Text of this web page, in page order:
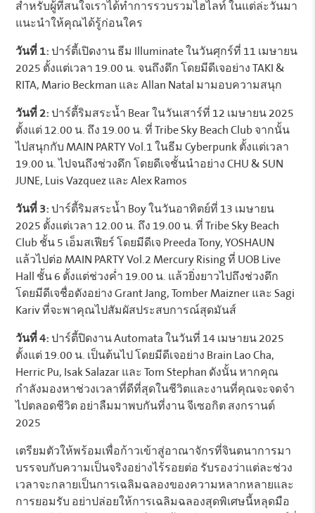
สำหรับผู้ที่สนใจเราได้ทำการรวบรวมไฮไลท์ ในแต่ล่ะวันมา
แนะนำให้คุณได้รู้ก่อนใคร
วันที่ 1: ปาร์ตี้เปิดงาน ธีม Illuminate ในวันศุกร์ที่ 11 เมษายน
2025 ตั้งแต่เวลา 19.00 น. จนถึงดึก โดยมีดีเจอย่าง TAKI &
RITA, Mario Beckman และ Allan Natal มามอบความสนุก
วันที่ 2: ปาร์ตี้ริมสระน้ำ Bear ในวันเสาร์ที่ 12 เมษายน 2025
ตั้งแต่ 12.00 น. ถึง 19.00 น. ที่ Tribe Sky Beach Club จากนั้น
ไปสนุกกับ MAIN PARTY Vol.1 ในธีม Cyberpunk ตั้งแต่เวลา
19.00 น. ไปจนถึงช่วงดึก โดยดีเจชั้นนำอย่าง CHU & SUN
JUNE, Luis Vazquez และ Alex Ramos
วันที่ 3: ปาร์ตี้ริมสระน้ำ Boy ในวันอาทิตย์ที่ 13 เมษายน
2025 ตั้งแต่เวลา 12.00 น. ถึง 19.00 น. ที่ Tribe Sky Beach
Club ชั้น 5 เอ็มสเฟียร์ โดยมีดีเจ Preeda Tony, YOSHAUN
แล้วไปต่อ MAIN PARTY Vol.2 Mercury Rising ที่ UOB Live
Hall ชั้น 6 ตั้งแต่ช่วงค่ำ 19.00 น. แล้วยิ่งยาวไปถึงช่วงดึก
โดยมีดีเจชื่อดังอย่าง Grant Jang, Tomber Maizner และ Sagi
Kariv ที่จะพาคุณไปสัมผัสประสบการณ์สุดมันส์
วันที่ 4: ปาร์ตี้ปิดงาน Automata ในวันที่ 14 เมษายน 2025
ตั้งแต่ 19.00 น. เป็นต้นไป โดยมีดีเจอย่าง Brain Lao Cha,
Herric Pu, Isak Salazar และ Tom Stephan ดังนั้น หากคุณ
กำลังมองหาช่วงเวลาที่ดีที่สุดในชีวิตและงานที่คุณจะจดจำ
ไปตลอดชีวิต อย่าลืมมาพบกันที่งาน จีเซอกิต สงกรานต์
2025
เตรียมตัวให้พร้อมเพื่อก้าวเข้าสู่อาณาจักรที่จินตนาการมา
บรรจบกับความเป็นจริงอย่างไร้รอยต่อ รับรองว่าแต่ละช่วง
เวลาจะกลายเป็นการเฉลิมฉลองของความหลากหลายและ
การยอมรับ อย่าปล่อยให้การเฉลิมฉลองสุดพิเศษนี้หลุดมือ